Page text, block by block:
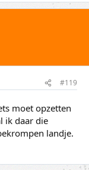
#119
moet opzetten
ik daar die
landje.